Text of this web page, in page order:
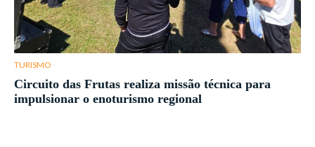
TURISMO
Circuito das Frutas realiza missão técnica para
impulsionar o enoturismo regional